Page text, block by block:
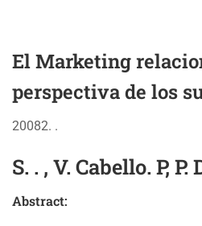
El Marketing
perspectiva de los
20082. .
S. . , V. Cabello. P,
Abstract: